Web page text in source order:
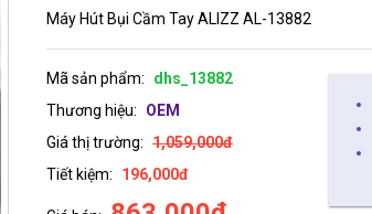
Máy Hút Bụi Cầm Tay ALIZZ AL-13882
Mã sản phẩm:
dhs_13882
Thương hiệu:
OEM
Giá thị trường: 1,059,000đ
Tiết kiệm:
196,000đ